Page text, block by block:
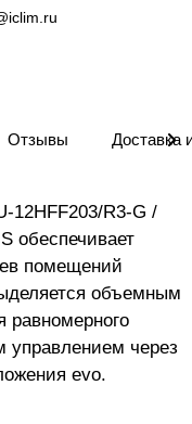
Отзывы Доставка
12HFF203/R3-G /
обеспечивает
помещений
объемным
равномерного
управлением через
evo.